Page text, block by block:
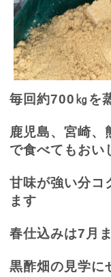
毎回約700㎏を
鹿児島、宮崎、
で食べてもおい
甘味が強い分コ
ます
春仕込みは7 月
黒酢畑の見学に